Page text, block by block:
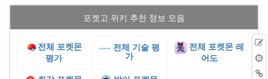
포켓고 위키 추천 정보 모음
전체 포켓몬
평가
전체 기술 평
가
전체 포켓몬 레
어도